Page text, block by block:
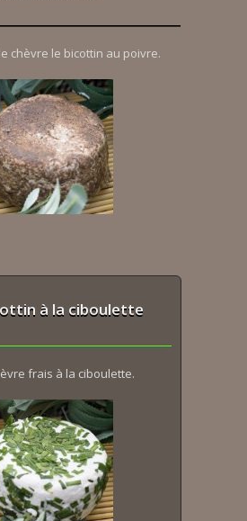
chèvre le bicottin au poivre.
à la ciboulette
frais à la ciboulette.